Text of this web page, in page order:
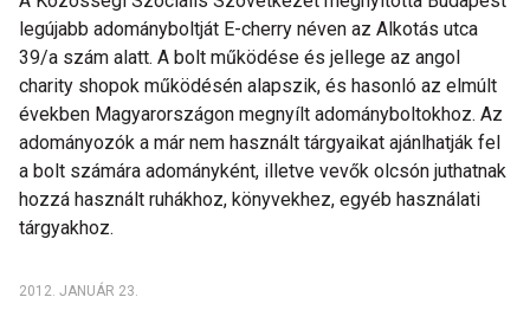
legújabb adományboltját E-cherry néven az Alkotás utca
39/a szám alatt. A bolt működése és jellege az angol
charity shopok működésén alapszik, és hasonló az elmúlt
években Magyarországon megnyílt adományboltokhoz. Az
adományozók a már nem használt tárgyaikat ajánlhatják fel
a bolt számára adományként, illetve vevők olcsón juthatnak
hozzá használt ruhákhoz, könyvekhez, egyéb használati
tárgyakhoz.
2012. JANUÁR 23.